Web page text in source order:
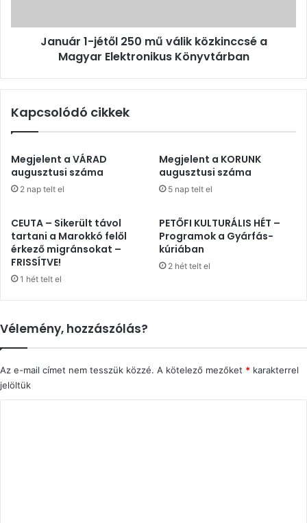
Magyar
Elektronikus
Könyvtárban
Január 1-jétől 250 mű válik közkinccsé a
Magyar Elektronikus Könyvtárban
Kapcsolódó cikkek
Megjelent a VÁRAD
augusztusi száma
2 nap telt el
Megjelent a KORUNK
augusztusi száma
5 nap telt el
CEUTA – Sikerült távol
tartani a Marokkó felől
érkező migránsokat –
FRISSÍTVE!
1 hét telt el
PETŐFI KULTURÁLIS HÉT –
Programok a Gyárfás-
kúriában
2 hét telt el
Vélemény, hozzászólás?
Az e-mail címet nem tesszük közzé. A kötelező mezőket * karakterrel
jelöltük